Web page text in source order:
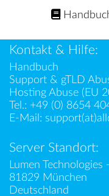
Kontakt & Hilfe:
Handbuch
Support & gTLD
Hosting Abuse (EU
Tel.: +49 (0) 8654
E-Mail:
Server Standort:
Lumen
81829 München
Deutschland